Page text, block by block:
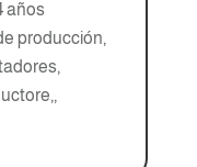
años
producción,